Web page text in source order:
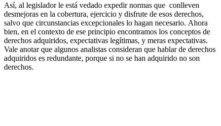
Así, al legislador le está vedado expedir normas que conlleven
desmejoras en la cobertura, ejercicio y disfrute de esos derechos,
salvo que circunstancias excepcionales lo hagan necesario. Ahora
bien, en el contexto de ese principio encontramos los conceptos de
derechos adquiridos, expectativas legítimas, y meras expectativas.
Vale anotar que algunos analistas consideran que hablar de derechos
adquiridos es redundante, porque si no se han adquirido no son
derechos.